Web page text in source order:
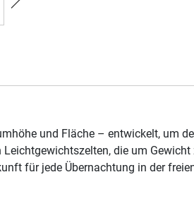
und Fläche – entwickelt, um
die um
für jede Übernachtung in der